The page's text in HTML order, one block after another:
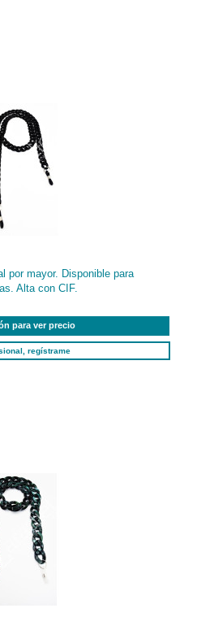
por mayor. Disponible para
Alta con CIF.
para ver precio
regístrame